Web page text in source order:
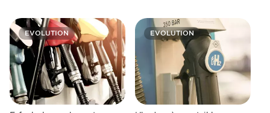
EVOLUTION EVOLUTION